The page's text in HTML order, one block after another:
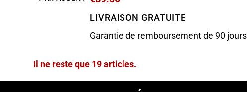
LIVRAISON GRATUITE
Garantie de remboursement de 90 jours
Il ne reste que 19 articles.